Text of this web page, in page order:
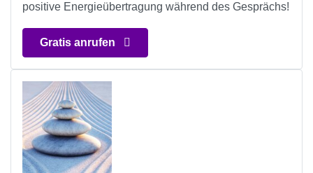
positive Energieübertragung während des Gesprächs!
Gratis anrufen